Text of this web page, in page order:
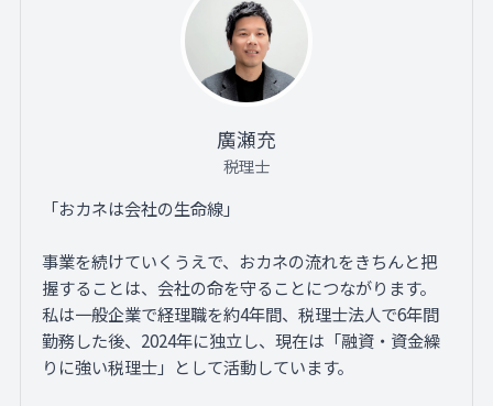
廣瀬充
税理士
「おカネは会社の生命線」
事業を続けていくうえで、おカネの流れをきちんと把
握することは、会社の命を守ることにつながります。
私は一般企業で経理職を約4年間、税理士法人で6年間
勤務した後、2024年に独立し、現在は「融資・資金繰
りに強い税理士」として活動しています。